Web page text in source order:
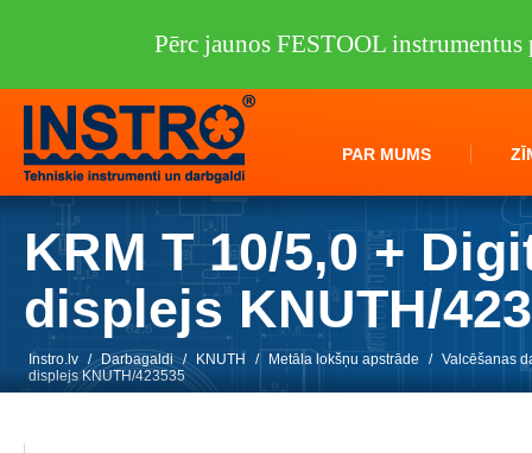
PAR MUMS
KRM T 10/5,0 +
displejs KNUTH/
Instro.lv / Darbagaldi / KNUTH / Metāla lokšņu apstrāde / Valcēšanas
displejs KNUTH/423535
Pērc jaunos FESTOOL